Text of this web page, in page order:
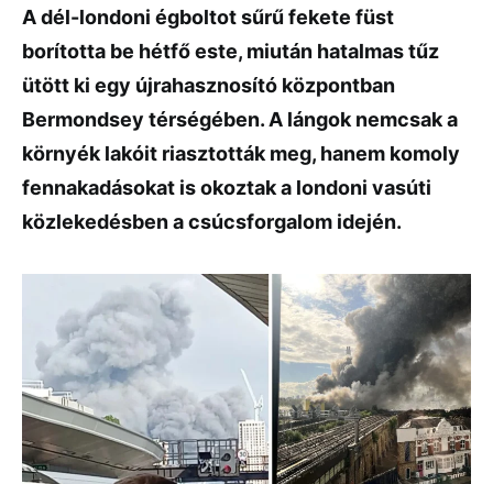
A dél-londoni égboltot sűrű fekete füst
borította be hétfő este, miután hatalmas tűz
ütött ki egy újrahasznosító központban
Bermondsey térségében. A lángok nemcsak a
környék lakóit riasztották meg, hanem komoly
fennakadásokat is okoztak a londoni vasúti
közlekedésben a csúcsforgalom idején.